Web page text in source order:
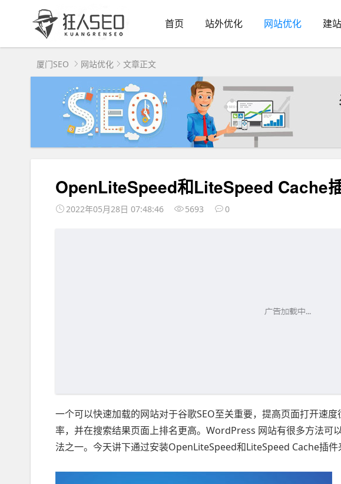
首页 站外优化 网站优化 建
厦门SEO 网站优化 文章正文
OpenLiteSpeed和LiteSpeed Cache
2022年05月28日 07:48:46 5693 0
一个可以快速加载的网站对于谷歌SEO至关重要，提高页面打开速
率，并在搜索结果页面上排名更高。WordPress 网站有很多方法可
法之一。今天讲下通过安装OpenLiteSpeed和LiteSpeed Cache插件